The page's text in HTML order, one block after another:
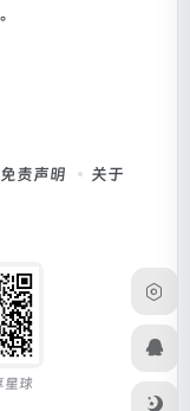
免责声明
关于
星球